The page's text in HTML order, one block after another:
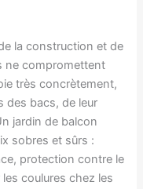
la construction et de
ne compromettent
très concrètement,
des bacs, de leur
jardin de balcon
sobres et sûrs :
protection contre le
coulures chez les